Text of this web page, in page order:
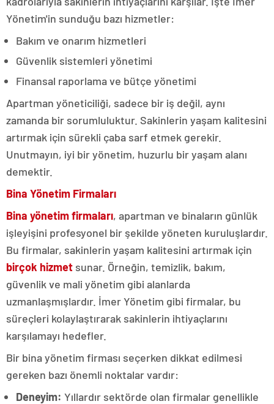
Yönetim'in sunduğu bazı hizmetler:
Bakım ve onarım hizmetleri
Güvenlik sistemleri yönetimi
Finansal raporlama ve bütçe yönetimi
Apartman yöneticiliği, sadece bir iş değil, aynı
zamanda bir sorumluluktur. Sakinlerin yaşam kalitesini
artırmak için sürekli çaba sarf etmek gerekir.
Unutmayın, iyi bir yönetim, huzurlu bir yaşam alanı
demektir.
Bina Yönetim Firmaları
Bina yönetim firmaları, apartman ve binaların günlük
işleyişini profesyonel bir şekilde yöneten kuruluşlardır.
Bu firmalar, sakinlerin yaşam kalitesini artırmak için
birçok hizmet sunar. Örneğin, temizlik, bakım,
güvenlik ve mali yönetim gibi alanlarda
uzmanlaşmışlardır. İmer Yönetim gibi firmalar, bu
süreçleri kolaylaştırarak sakinlerin ihtiyaçlarını
karşılamayı hedefler.
Bir bina yönetim firması seçerken dikkat edilmesi
gereken bazı önemli noktalar vardır:
Deneyim: Yıllardır sektörde olan firmalar genellikle